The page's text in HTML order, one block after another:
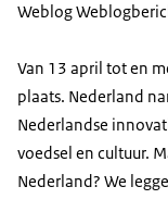
Weblog
Van 13 april tot en
plaats. Nederland
Nederlandse
voedsel en cultuur.
Nederland? We